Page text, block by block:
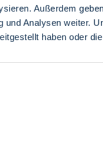
Außerdem
und Analysen weiter.
haben oder